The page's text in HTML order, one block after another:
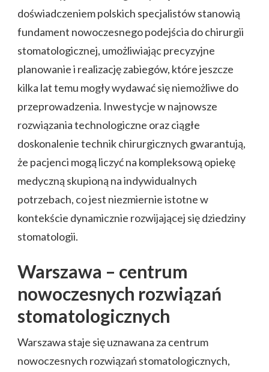
doświadczeniem polskich specjalistów stanowią
fundament nowoczesnego podejścia do chirurgii
stomatologicznej, umożliwiając precyzyjne
planowanie i realizację zabiegów, które jeszcze
kilka lat temu mogły wydawać się niemożliwe do
przeprowadzenia. Inwestycje w najnowsze
rozwiązania technologiczne oraz ciągłe
doskonalenie technik chirurgicznych gwarantują,
że pacjenci mogą liczyć na kompleksową opiekę
medyczną skupioną na indywidualnych
potrzebach, co jest niezmiernie istotne w
kontekście dynamicznie rozwijającej się dziedziny
stomatologii.
Warszawa – centrum
nowoczesnych rozwiązań
stomatologicznych
Warszawa staje się uznawana za centrum
nowoczesnych rozwiązań stomatologicznych,